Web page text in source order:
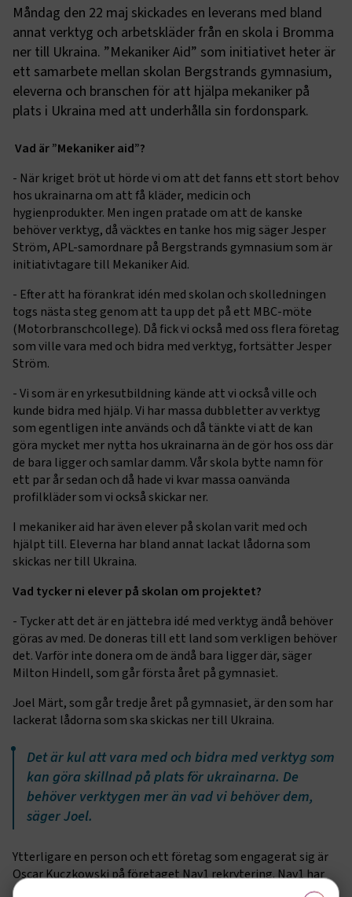
Måndag den 22 maj skickades en leverans med bland
annat verktyg och arbetskläder från en skola i Bromma
ner till Ukraina. ”Mekaniker Aid” som initiativet heter är
ett samarbete mellan skolan Bergstrands gymnasium,
eleverna och branschen för att hjälpa mekaniker på
plats i Ukraina med att underhålla sin fordonspark.
Vad är ”Mekaniker aid”?
- När kriget bröt ut hörde vi om att det fanns ett stort behov
hos ukrainarna om att få kläder, medicin och
hygienprodukter. Men ingen pratade om att de kanske
behöver verktyg, då väcktes en tanke hos mig säger Jesper
Ström, APL-samordnare på Bergstrands gymnasium som är
initiativtagare till Mekaniker Aid.
- Efter att ha förankrat idén med skolan och skolledningen
togs nästa steg genom att ta upp det på ett MBC-möte
(Motorbranschcollege). Då fick vi också med oss flera företag
som ville vara med och bidra med verktyg, fortsätter Jesper
Ström.
- Vi som är en yrkesutbildning kände att vi också ville och
kunde bidra med hjälp. Vi har massa dubbletter av verktyg
som egentligen inte används och då tänkte vi att de kan
göra mycket mer nytta hos ukrainarna än de gör hos oss där
de bara ligger och samlar damm. Vår skola bytte namn för
ett par år sedan och då hade vi kvar massa oanvända
profilkläder som vi också skickar ner.
I mekaniker aid har även elever på skolan varit med och
hjälpt till. Eleverna har bland annat lackat lådorna som
skickas ner till Ukraina.
Vad tycker ni elever på skolan om projektet?
- Tycker att det är en jättebra idé med verktyg ändå behöver
göras av med. De doneras till ett land som verkligen behöver
det. Varför inte donera om de ändå bara ligger där, säger
Milton Hindell, som går första året på gymnasiet.
Joel Märt, som går tredje året på gymnasiet, är den som har
lackerat lådorna som ska skickas ner till Ukraina.
Det är kul att vara med och bidra med verktyg som
kan göra skillnad på plats för ukrainarna. De
behöver verktygen mer än vad vi behöver dem,
säger Joel.
Ytterligare en person och ett företag som engagerat sig är
Oscar Kuczkowski på företaget Nav1 rekrytering. Nav1 har
även haft bemanningspersonal från Ukraina. Men när